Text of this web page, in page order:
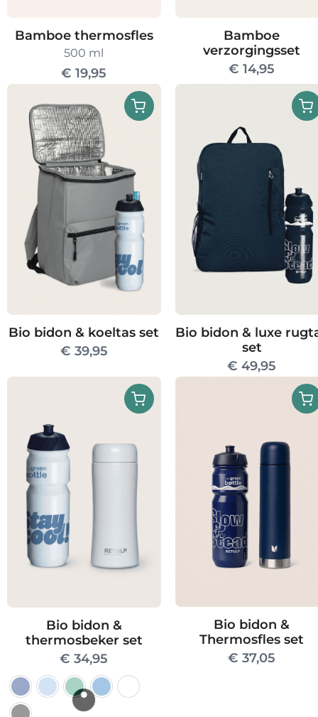
Bamboe thermosfles
500 ml
€ 19,95
Bamboe
verzorgingsset
€ 14,95
Bio bidon & koeltas set
€ 39,95
Bio bidon & luxe
set
€ 49,95
Bio bidon &
thermosbeker set
€ 34,95
Bio bidon &
Thermosfles set
€ 37,05